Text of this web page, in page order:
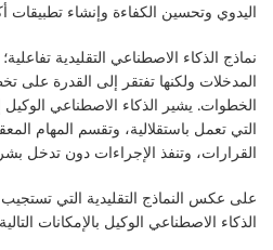
اليدوي وتحسين الكفاءة وإنشاء تطبيقات
نماذج الذكاء الاصطناعي التقليدية
المدخلات ولكنها تفتقر إلى القدرة على
الخطوات. يشير الذكاء الاصطناعي
التي تعمل باستقلالية، وتقسم المهام
القرارات، وتنفذ الإجراءات دون تدخل
على عكس النماذج التقليدية التي تستجيب
الذكاء الاصطناعي الوكيل بالإمكانات